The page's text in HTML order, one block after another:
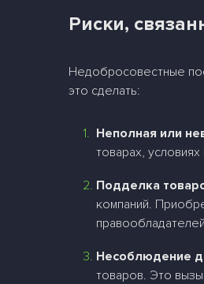
Риски,
Недобросовестные
это сделать:
Неполная или
товарах,
Подделка
компаний.
Несоблюдение
товаров. Это